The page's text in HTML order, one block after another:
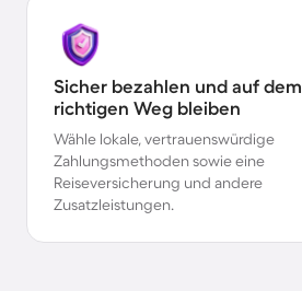
Sicher bezahlen und auf dem
richtigen Weg bleiben
Wähle lokale, vertrauenswürdige
Zahlungsmethoden sowie eine
Reiseversicherung und andere
Zusatzleistungen.